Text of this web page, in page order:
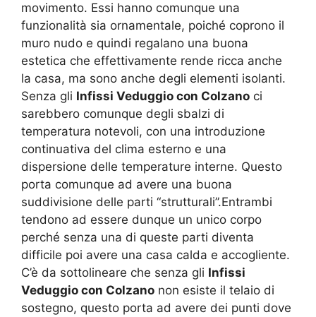
movimento. Essi hanno comunque una
funzionalità sia ornamentale, poiché coprono il
muro nudo e quindi regalano una buona
estetica che effettivamente rende ricca anche
la casa, ma sono anche degli elementi isolanti.
Senza gli Infissi Veduggio con Colzano ci
sarebbero comunque degli sbalzi di
temperatura notevoli, con una introduzione
continuativa del clima esterno e una
dispersione delle temperature interne. Questo
porta comunque ad avere una buona
suddivisione delle parti “strutturali”.Entrambi
tendono ad essere dunque un unico corpo
perché senza una di queste parti diventa
difficile poi avere una casa calda e accogliente.
C’è da sottolineare che senza gli Infissi
Veduggio con Colzano non esiste il telaio di
sostegno, questo porta ad avere dei punti dove